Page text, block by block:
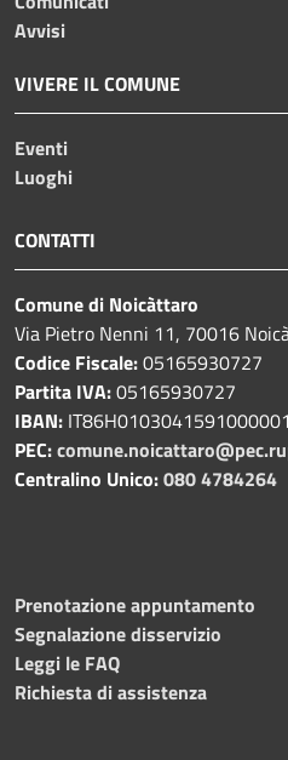
Avvisi
VIVERE IL COMUNE
Eventi
Luoghi
CONTATTI
Comune di Noicàttaro
Via Pietro Nenni 11, 70016
Codice Fiscale:05165930727
Partita IVA:05165930727
IBAN:
PEC:
Centralino Unico:080 4784264
Prenotazione appuntamento
Segnalazione disservizio
Leggi le FAQ
Richiesta di assistenza